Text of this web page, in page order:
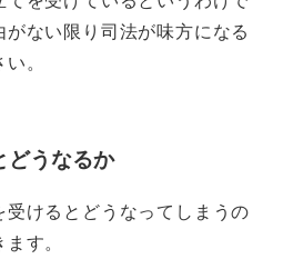
ない限り司法が味方になる
。
どうなるか
けるとどうなってしまうの
す。